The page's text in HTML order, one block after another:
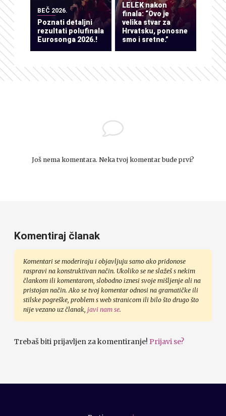
BEČ 2026.
Poznati detaljni
rezultati polufinala
Eurosonga 2026.!
LELEK nakon
finala: “Ovo je
velika stvar za
Hrvatsku, ponosne
smo i sretne.”
Još nema komentara. Neka tvoj komentar bude prvi?
Komentiraj članak
Komentari se moderiraju i objavljuju samo ako pridonose
raspravi na konstruktivan način. Ukoliko se ne slažeš s nekim
člankom ili komentarom, slobodno iznesi svoje mišljenje ali na
pristojan način. Ako se tvoj komentar odnosi na gramatičke ili
stilske pogreške, problem s web stranicom ili bilo što drugo što
nije vezano uz članak, javi nam se.
Trebaš biti prijavljen za komentiranje! Prijavi se?